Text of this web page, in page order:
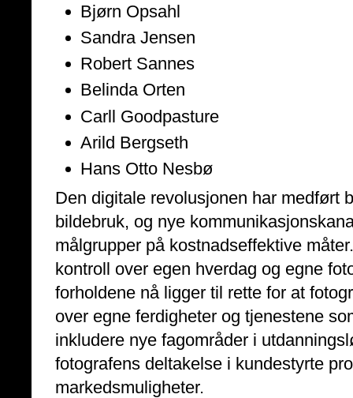
Bjørn Opsahl
Sandra Jensen
Robert Sannes
Belinda Orten
Carll Goodpasture
Arild Bergseth
Hans Otto Nesbø
Den digitale revolusjonen har medført
bildebruk, og nye
målgrupper på kostnadseffektive
kontroll over egen hverdag og egne
forholdene nå ligger til rette for at
over egne ferdigheter og tjenestene
inkludere nye fagområder i
fotografens deltakelse i kundestyrte
markedsmuligheter.